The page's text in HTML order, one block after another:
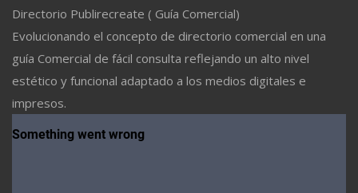
Directorio Publirecreate ( Guía Comercial)
Evolucionando el concepto de directorio comercial en una
guía Comercial de fácil consulta reflejando un alto nivel
estético y funcional adaptado a los medios digitales e
impresos.